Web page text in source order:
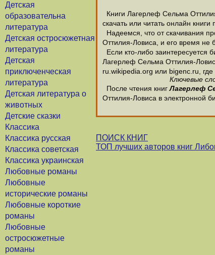
Детская
образовательна
литература
Детская остросюжетная
литература
Детская
приключенческая
литература
Детская литература о
животных
Детские сказки
Классика
Классика русская
Классика советская
Классика украинская
Любовные романы
Любовные
исторические романы
Любовные короткие
романы
Любовные
остросюжетные
романы
Книги Лагерлеф Сельма
скачать или читать онлайн
Надеемся, что от скачивания
Оттилия-Ловиса, и его время не
Если кто-либо
Лагерлеф Сельма Оттилия-
ru.wikipedia.org или bigenc.ru,
Ключевые
После чтения книгЛагерлеф
Оттилия-Ловиса в электронной
ПОИСК КНИГ
ТОП лучших авторов книг